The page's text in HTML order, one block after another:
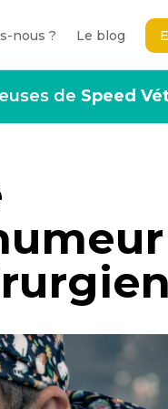
nous ? Le blog
nous ? Le blog
de Speed